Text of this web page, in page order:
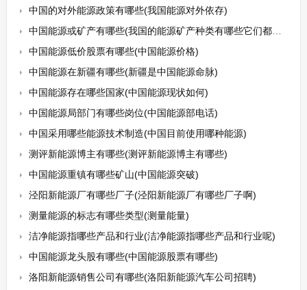
中国的对外能源政策有哪些(我国能源对外依存)
中国能源或矿产有哪些(我国的能源矿产种类有哪些它们都有哪些用途)
中国能源低价股票有哪些(中国能源价格)
中国能源在新疆有哪些(新疆是中国能源命脉)
中国能源存在哪些国家(中国能源现状如何)
中国能源局部门有哪些岗位(中国能源部电话)
中国采用哪些能源技术制造(中国目前使用哪种能源)
测评新能源博主有哪些(测评新能源博主有哪些)
中国能源重镇有哪些矿山(中国能源突破)
泾阳新能源厂有哪些厂子(泾阳新能源厂有哪些厂子啊)
测量能源的标志有哪些类型(测量能量)
洁净能源指哪些产品和行业(洁净能源指哪些产品和行业呢)
中国能源龙头股有哪些(中国能源股票有哪些)
洛阳新能源销售公司有哪些(洛阳新能源汽车公司招聘)